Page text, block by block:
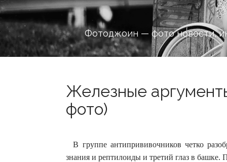
Фотоджоин — фото новости,
Железные
фото)
В группе антипрививочников четко
знания и рептилоиды и третий глаз в башке.